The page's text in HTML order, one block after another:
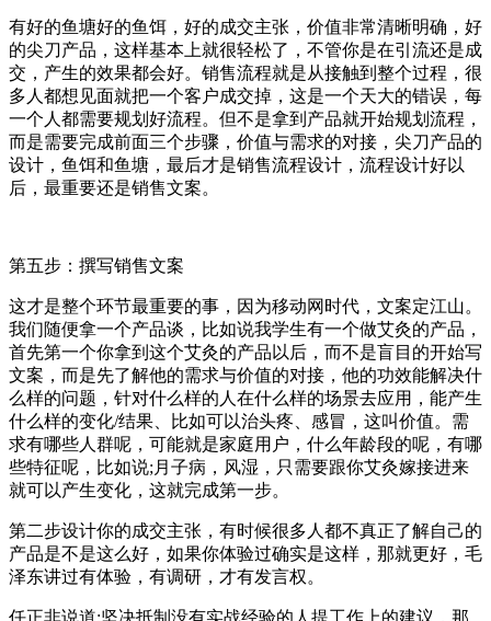
有好的鱼塘好的鱼饵，好的成交主张，价值非常清晰明确，好
的尖刀产品，这样基本上就很轻松了，不管你是在引流还是成
交，产生的效果都会好。销售流程就是从接触到整个过程，很
多人都想见面就把一个客户成交掉，这是一个天大的错误，每
一个人都需要规划好流程。但不是拿到产品就开始规划流程，
而是需要完成前面三个步骤，价值与需求的对接，尖刀产品的
设计，鱼饵和鱼塘，最后才是销售流程设计，流程设计好以
后，最重要还是销售文案。
第五步：撰写销售文案
这才是整个环节最重要的事，因为移动网时代，文案定江山。
我们随便拿一个产品谈，比如说我学生有一个做艾灸的产品，
首先第一个你拿到这个艾灸的产品以后，而不是盲目的开始写
文案，而是先了解他的需求与价值的对接，他的功效能解决什
么样的问题，针对什么样的人在什么样的场景去应用，能产生
什么样的变化/结果、比如可以治头疼、感冒，这叫价值。需
求有哪些人群呢，可能就是家庭用户，什么年龄段的呢，有哪
些特征呢，比如说;月子病，风湿，只需要跟你艾灸嫁接进来
就可以产生变化，这就完成第一步。
第二步设计你的成交主张，有时候很多人都不真正了解自己的
产品是不是这么好，如果你体验过确实是这样，那就更好，毛
泽东讲过有体验，有调研，才有发言权。
任正非说道;坚决抵制没有实战经验的人提工作上的建议，那